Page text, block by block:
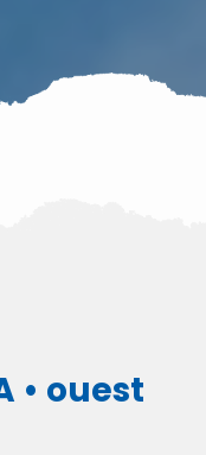
• ouest